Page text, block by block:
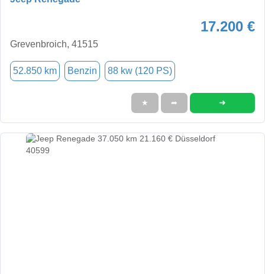
17.200 €
Grevenbroich, 41515
52.850 km Benzin 88 kw (120 PS)
★ ➦ ➜